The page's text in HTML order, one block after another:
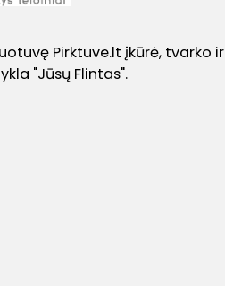
Pirktuve.lt įkūrė, tvarko ir
"Jūsų Flintas".